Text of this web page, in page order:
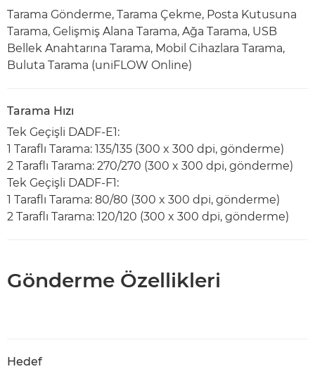
Tarama Gönderme, Tarama Çekme, Posta Kutusuna
Tarama, Gelişmiş Alana Tarama, Ağa Tarama, USB
Bellek Anahtarına Tarama, Mobil Cihazlara Tarama,
Buluta Tarama (uniFLOW Online)
Tarama Hızı
Tek Geçişli DADF-E1:
1 Taraflı Tarama: 135/135 (300 x 300 dpi, gönderme)
2 Taraflı Tarama: 270/270 (300 x 300 dpi, gönderme)
Tek Geçişli DADF-F1:
1 Taraflı Tarama: 80/80 (300 x 300 dpi, gönderme)
2 Taraflı Tarama: 120/120 (300 x 300 dpi, gönderme)
Gönderme Özellikleri
Hedef